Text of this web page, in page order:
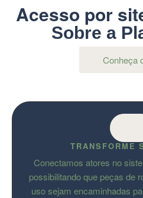
Acesso por
Sobre a
Conheça
TRANSFORME
Conectamos atores no
possibilitando que peças de
uso sejam encaminhadas